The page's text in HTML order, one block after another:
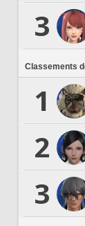
3
Classements
1
2
3